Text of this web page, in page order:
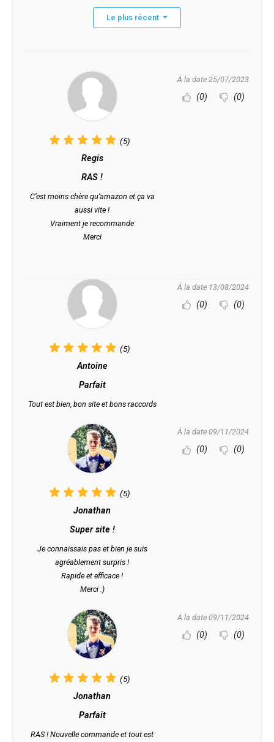
Le plus récent
(5)
Regis
RAS !
C’est moins chère qu’amazon et ça va
aussi vite !
Vraiment je recommande
Merci
À la date 25/07/2023
(0) (0)
(5)
Antoine
Parfait
Tout est bien, bon site et bons raccords
À la date 13/08/2024
(0) (0)
(5)
Jonathan
Super site !
Je connaissais pas et bien je suis
agréablement surpris !
Rapide et efficace !
Merci :)
À la date 09/11/2024
(0) (0)
(5)
Jonathan
Parfait
RAS ! Nouvelle commande et tout est
À la date 09/11/2024
(0) (0)